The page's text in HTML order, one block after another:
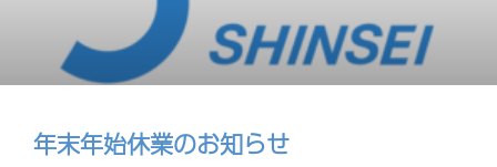
年末年始休業のお知らせ